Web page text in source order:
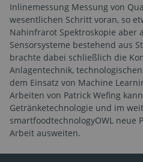
Inlinemessung Messung von
wesentlichen Schritt voran, so
Nahinfrarot Spektroskopie aber
Sensorsysteme bestehend aus
brachte dabei schließlich die
Anlagentechnik,
dem Einsatz von Machine
Arbeiten von Patrick Wefing
Getränketechnologie und im
smartfoodtechnologyOWL neue
Arbeit ausweiten.